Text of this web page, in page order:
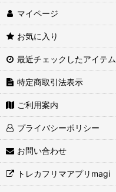
マイページ
お気に入り
最近チェックしたアイテム
特定商取引法表示
ご利用案内
プライバシーポリシー
お問い合わせ
トレカフリマアプリmagi